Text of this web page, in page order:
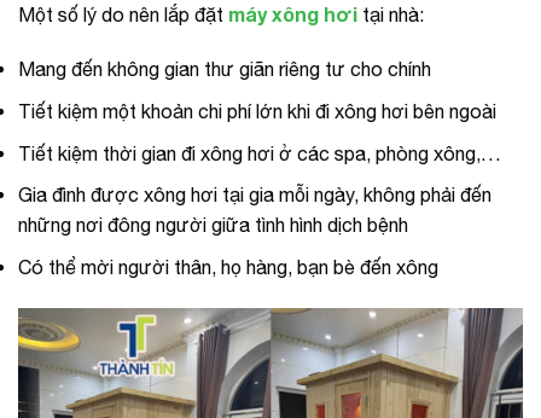
Một số lý do nên lắp đặt máy xông hơi tại nhà:
Mang đến không gian thư giãn riêng tư cho chính
Tiết kiệm một khoản chi phí lớn khi đi xông hơi bên ngoài
Tiết kiệm thời gian đi xông hơi ở các spa, phòng xông,…
Gia đình được xông hơi tại gia mỗi ngày, không phải đến
những nơi đông người giữa tình hình dịch bệnh
Có thể mời người thân, họ hàng, bạn bè đến xông